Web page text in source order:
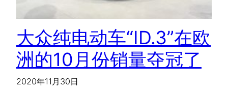
大众纯电动车“ID.3”在欧
洲的10月份销量夺冠了
2020年11月30日